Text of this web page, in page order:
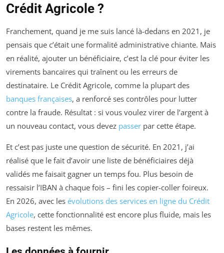
Crédit Agricole ?
Franchement, quand je me suis lancé là-dedans en 2021, je
pensais que c’était une formalité administrative chiante. Mais
en réalité, ajouter un bénéficiaire, c’est la clé pour éviter les
virements bancaires qui traînent ou les erreurs de
destinataire. Le Crédit Agricole, comme la plupart des
banques françaises, a renforcé ses contrôles pour lutter
contre la fraude. Résultat : si vous voulez virer de l’argent à
un nouveau contact, vous devez passer par cette étape.
Et c’est pas juste une question de sécurité. En 2021, j’ai
réalisé que le fait d’avoir une liste de bénéficiaires déjà
validés me faisait gagner un temps fou. Plus besoin de
ressaisir l’IBAN à chaque fois – fini les copier-coller foireux.
En 2026, avec les évolutions des services en ligne du Crédit
Agricole, cette fonctionnalité est encore plus fluide, mais les
bases restent les mêmes.